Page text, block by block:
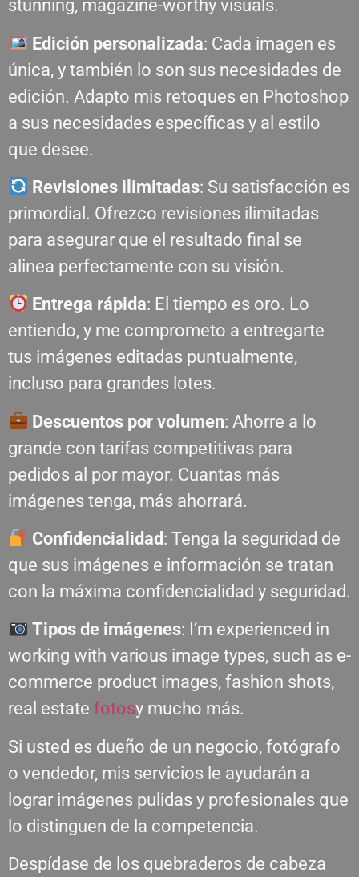
stunning, magazine-worthy visuals.
Edición personalizada: Cada imagen es
única, y también lo son sus necesidades de
edición. Adapto mis retoques en Photoshop
a sus necesidades específicas y al estilo
que desee.
Revisiones ilimitadas: Su satisfacción es
primordial. Ofrezco revisiones ilimitadas
para asegurar que el resultado final se
alinea perfectamente con su visión.
Entrega rápida: El tiempo es oro. Lo
entiendo, y me comprometo a entregarte
tus imágenes editadas puntualmente,
incluso para grandes lotes.
Descuentos por volumen: Ahorre a lo
grande con tarifas competitivas para
pedidos al por mayor. Cuantas más
imágenes tenga, más ahorrará.
Confidencialidad: Tenga la seguridad de
que sus imágenes e información se tratan
con la máxima confidencialidad y seguridad.
Tipos de imágenes: I’m experienced in
working with various image types, such as e-
commerce product images, fashion shots,
real estate fotosy mucho más.
Si usted es dueño de un negocio, fotógrafo
o vendedor, mis servicios le ayudarán a
lograr imágenes pulidas y profesionales que
lo distinguen de la competencia.
Despídase de los quebraderos de cabeza